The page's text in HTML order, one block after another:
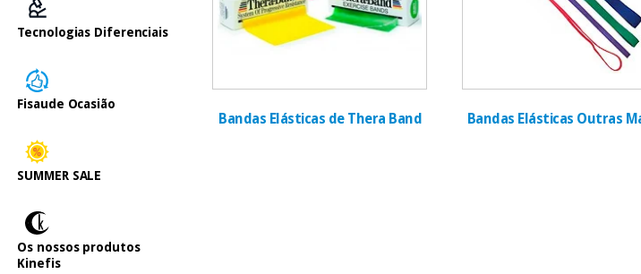
Tecnologias Diferenciais
Fisaude Ocasião
SUMMER SALE
Os nossos produtos
Kinefis
Bandas Elásticas de Thera Band Bandas Elásticas Outras